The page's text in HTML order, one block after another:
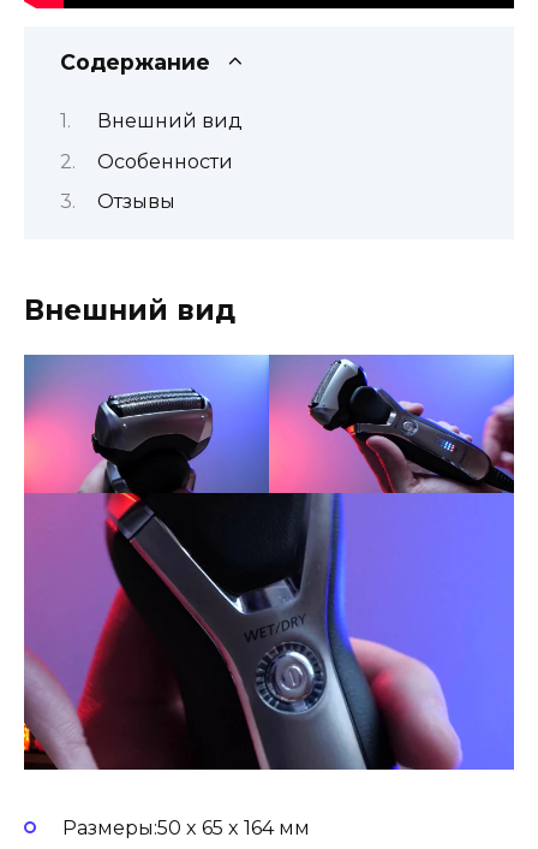
Содержание
Внешний вид
Особенности
Отзывы
Внешний вид
Размеры:50 x 65 x 164 мм